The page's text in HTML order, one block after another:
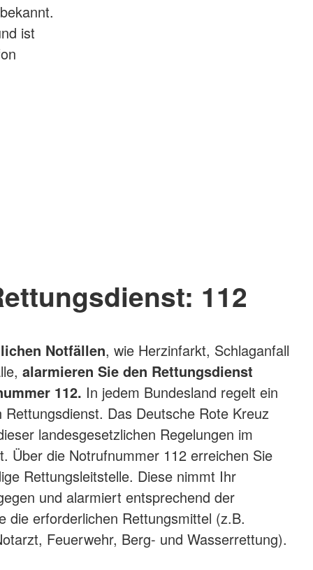
ist
112
Notfällen, wie Herzinfarkt, Schlaganfall
alarmieren Sie den Rettungsdienst
112. In jedem Bundesland regelt ein
Rettungsdienst. Das Deutsche Rote Kreuz
landesgesetzlichen Regelungen im
Über die Notrufnummer 112 erreichen Sie
Rettungsleitstelle. Diese nimmt Ihr
und alarmiert entsprechend der
die erforderlichen Rettungsmittel (z.B.
Feuerwehr, Berg- und Wasserrettung).